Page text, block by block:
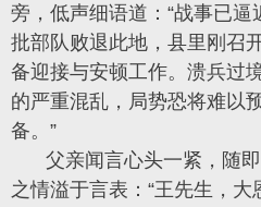
旁，低声细语道：“战事已
批部队败退此地，县里刚召
备迎接与安顿工作。溃兵过
的严重混乱，局势恐将难以
备。”
父亲闻言心头一紧，随
之情溢于言表：“王先生，